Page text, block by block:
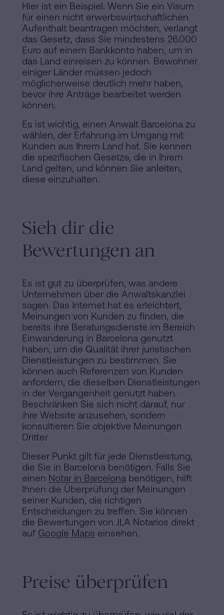
Hier ist ein Beispiel. Wenn Sie ein Visum
für einen nicht erwerbswirtschaftlichen
Aufenthalt beantragen möchten, verlangt
das Gesetz, dass Sie mindestens 26.000
Euro auf einem Bankkonto haben, um in
das Land einreisen zu können. Bewohner
einiger Länder müssen jedoch
möglicherweise deutlich mehr haben,
bevor ihre Anträge bearbeitet werden
können.
Es ist wichtig, einen Anwalt Barcelona zu
wählen, der Erfahrung im Umgang mit
Kunden aus Ihrem Land hat. Sie kennen
die spezifischen Gesetze, die in Ihrem
Land gelten, und können Sie anleiten,
diese einzuhalten.
Sieh dir die
Bewertungen an
Es ist gut zu überprüfen, was andere
Unternehmen über die Anwaltskanzlei
sagen. Das Internet hat es erleichtert,
Meinungen von Kunden zu finden, die
bereits ihre Beratungsdienste im Bereich
Einwanderung in Barcelona genutzt
haben, um die Qualität ihrer juristischen
Dienstleistungen zu bestimmen. Sie
können auch Referenzen von Kunden
anfordern, die dieselben Dienstleistungen
in der Vergangenheit genutzt haben.
Beschränken Sie sich nicht darauf, nur
ihre Website anzusehen, sondern
konsultieren Sie objektive Meinungen
Dritter.
Dieser Punkt gilt für jede Dienstleistung,
die Sie in Barcelona benötigen. Falls Sie
einen Notar in Barcelona benötigen, hilft
Ihnen die Überprüfung der Meinungen
seiner Kunden, die richtigen
Entscheidungen zu treffen. Sie können
die Bewertungen von JLA Notarios direkt
auf Google Maps einsehen.
Preise überprüfen